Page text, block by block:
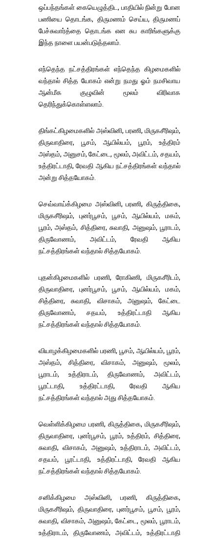
ஒப்பந்தங்கள் கையெழுத்திட, பாதியில் நின்று போன
பணியை தொடங்க, திருமணம் செய்ய, திருமணப்
பேச்சுவார்த்தை தொடங்க என சுப காரிங்களுக்கு
இந்த நாளை பயன்படுத்தலாம்.
எந்தெந்த நட்சத்திரங்கள் எந்தெந்த கிழமைகளில்
வந்தால் சித்த யோகம் என்று நமது ஓம் நமசிவாய
ஆன்மீக குழுவின் மூலம் விரிவாக
தெரிந்துக்கொள்ளலாம்.
திங்கட்கிழமைகளில் அஸ்வினி, பரணி, மிருகசீரிஷம்,
திருவாதிரை, பூசம், ஆயில்யம், பூரம், உத்திரம்
அஸ்தம், அனுசம், கேட்டை, மூலம், அவிட்டம், சதயம்,
உத்திரட்டாதி, ரேவதி ஆகிய நட்சத்திரங்கள் வந்தால்
அன்று சித்தயோகம்.
செவ்வாய்க்கிழமை அஸ்வினி, பரணி, கிருத்திகை,
மிருகசீரிஷம், புனர்பூசம், பூசம், ஆயில்யம், மகம்,
பூரம், அஸ்தம், சித்திரை, சுவாதி, அனுஷம், பூராடம்,
திருவோணம், அவிட்டம், ரேவதி ஆகிய
நட்சத்திரங்கள் வந்தால் சித்தயோகம்.
புதன்கிழமைகளில் பரணி, ரோகிணி, மிருகசீரிடம்,
திருவாதிரை, புனர்பூசம், பூசம், ஆயில்யம், மகம்,
சித்திரை, சுவாதி, விசாகம், அனுஷம், கேட்டை
திருவோணம், சதயம், உத்திரட்டாதி ஆகிய
நட்சத்திரங்கள் வந்தால் சித்தயோகம்.
வியாழக்கிழமைகளில் பரணி, பூசம், ஆயில்யம், பூரம்,
அஸ்தம், சித்திரை, விசாகம், அனுஷம், மூலம்,
பூராடம், உத்திராடம், திருவோணம், அவிட்டம்,
பூரட்டாதி, உத்திரட்டாதி, ரேவதி ஆகிய
நட்சத்திரங்கள் வந்தால் அது சித்தயோகம்.
வெள்ளிக்கிழமை பரணி, கிருத்திகை, மிருகசீரிஷம்,
திருவாதிரை, புனர்பூசம், பூரம், உத்திரம், சித்திரை,
சுவாதி, விசாகம், அனுஷம், உத்திராடம், அவிட்டம்,
சதயம், பூரட்டாதி, உத்திரட்டாதி, ரேவதி ஆகிய
நட்சத்திரங்கள் வந்தால் சித்தயோகம்.
சனிக்கிழமை அஸ்வினி, பரணி, கிருத்திகை,
மிருகசீரிஷம், திருவாதிரை, புனர்பூசம், பூசம், பூரம்,
சுவாதி, விசாகம், அனுஷம், கேட்டை, மூலம், பூராடம்,
உத்திராடம், திருவோணம், அவிட்டம், உத்திரட்டாதி